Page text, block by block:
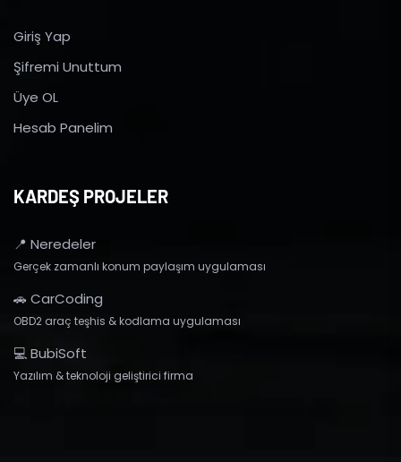
Giriş Yap
Şifremi Unuttum
Üye OL
Hesab Panelim
KARDEŞ PROJELER
📍 Neredeler
Gerçek zamanlı konum paylaşım uygulaması
🚗 CarCoding
OBD2 araç teşhis & kodlama uygulaması
💻 BubiSoft
Yazılım & teknoloji geliştirici firma